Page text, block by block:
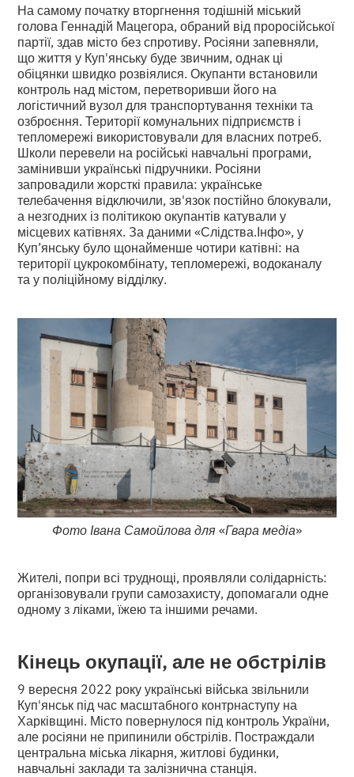
На самому початку вторгнення тодішній міський
голова Геннадій Мацегора, обраний від проросійської
партії, здав місто без спротиву. Росіяни запевняли,
що життя у Куп'янську буде звичним, однак ці
обіцянки швидко розвіялися. Окупанти встановили
контроль над містом, перетворивши його на
логістичний вузол для транспортування техніки та
озброєння. Території комунальних підприємств і
тепломережі використовували для власних потреб.
Школи перевели на російські навчальні програми,
замінивши українські підручники. Росіяни
запровадили жорсткі правила: українське
телебачення відключили, зв'язок постійно блокували,
а незгодних із політикою окупантів катували у
місцевих катівнях. За даними «Слідства.Інфо», у
Куп’янську було щонайменше чотири катівні: на
території цукрокомбінату, тепломережі, водоканалу
та у поліційному відділку.
Фото Івана Самойлова для«Гвара медіа»
Жителі, попри всі труднощі, проявляли солідарність:
організовували групи самозахисту, допомагали одне
одному з ліками, їжею та іншими речами.
Кінець окупації, але не обстрілів
9 вересня 2022 року українські війська звільнили
Куп'янськ під час масштабного контрнаступу на
Харківщині. Місто повернулося під контроль України,
але росіяни не припинили обстрілів. Постраждали
центральна міська лікарня, житлові будинки,
навчальні заклади та залізнична станція.